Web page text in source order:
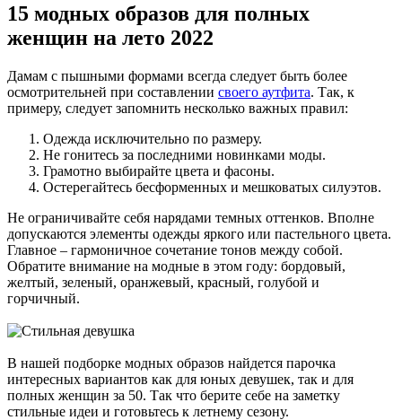
15 модных образов для полных
женщин на лето 2022
Дамам с пышными формами всегда следует быть более
осмотрительней при составлении своего аутфита. Так, к
примеру, следует запомнить несколько важных правил:
Одежда исключительно по размеру.
Не гонитесь за последними новинками моды.
Грамотно выбирайте цвета и фасоны.
Остерегайтесь бесформенных и мешковатых силуэтов.
Не ограничивайте себя нарядами темных оттенков. Вполне
допускаются элементы одежды яркого или пастельного цвета.
Главное – гармоничное сочетание тонов между собой.
Обратите внимание на модные в этом году: бордовый,
желтый, зеленый, оранжевый, красный, голубой и
горчичный.
В нашей подборке модных образов найдется парочка
интересных вариантов как для юных девушек, так и для
полных женщин за 50. Так что берите себе на заметку
стильные идеи и готовьтесь к летнему сезону.